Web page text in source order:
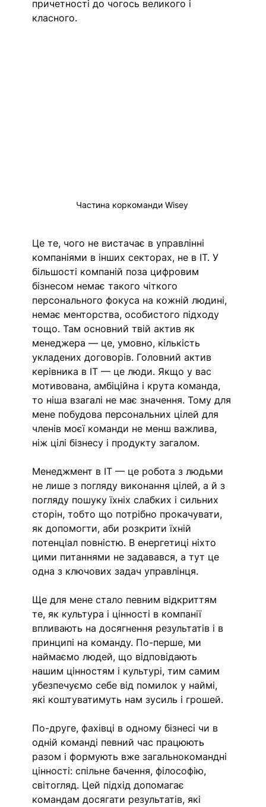
причетності до чогось великого і
класного.
Частина коркоманди Wisey
Це те, чого не вистачає в управлінні
компаніями в інших секторах, не в IT. У
більшості компаній поза цифровим
бізнесом немає такого чіткого
персонального фокуса на кожній людині,
немає менторства, особистого підходу
тощо. Там основний твій актив як
менеджера — це, умовно, кількість
укладених договорів. Головний актив
керівника в IT — це люди. Якщо у вас
мотивована, амбіційна і крута команда,
то ніша взагалі не має значення. Тому для
мене побудова персональних цілей для
членів моєї команди не менш важлива,
ніж цілі бізнесу і продукту загалом.
Менеджмент в IT — це робота з людьми
не лише з погляду виконання цілей, а й з
погляду пошуку їхніх слабких і сильних
сторін, тобто що потрібно прокачувати,
як допомогти, аби розкрити їхній
потенціал повністю. В енергетиці ніхто
цими питаннями не задавався, а тут це
одна з ключових задач управлінця.
Ще для мене стало певним відкриттям
те, як культура і цінності в компанії
впливають на досягнення результатів і в
принципі на команду. По-перше, ми
наймаємо людей, що відповідають
нашим цінностям і культурі, тим самим
убезпечуємо себе від помилок у наймі,
які коштуватимуть нам зусиль і грошей.
По-друге, фахівці в одному бізнесі чи в
одній команді певний час працюють
разом і формують вже загальнокомандні
цінності: спільне бачення, філософію,
світогляд. Цей підхід допомагає
командам досягати результатів, які